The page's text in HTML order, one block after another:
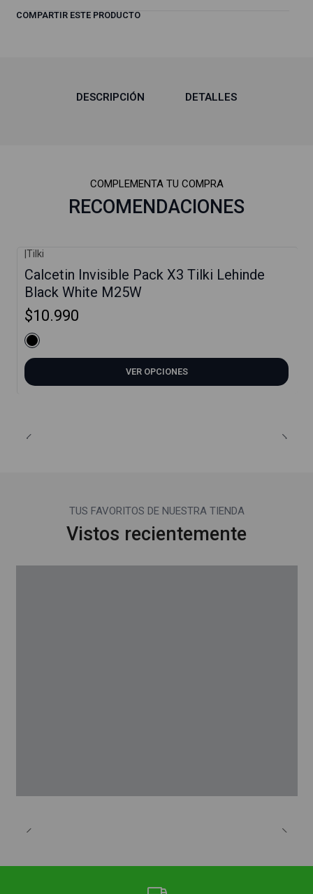
COMPARTIR ESTE PRODUCTO
DESCRIPCIÓN DETALLES
COMPLEMENTA TU COMPRA
RECOMENDACIONES
Tilki
Calcetin Invisible Pack X3 Tilki Lehinde
Black White M25W
$10.990
VER OPCIONES
TUS FAVORITOS DE NUESTRA TIENDA
Vistos recientemente